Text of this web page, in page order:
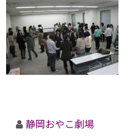
静岡おやこ劇場